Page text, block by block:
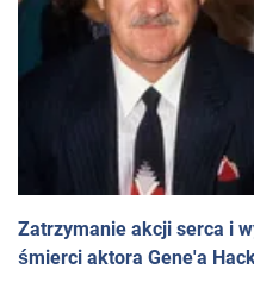
Zatrzymanie akcji serca i
śmierci aktora Gene'a